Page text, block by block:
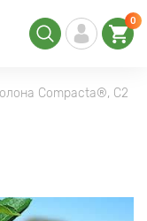
0
Compacta®, C2